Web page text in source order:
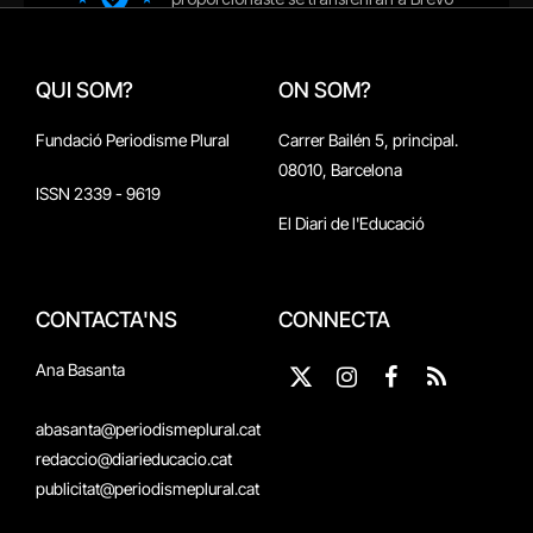
QUI SOM?
Fundació Periodisme Plural
ISSN 2339 - 9619
ON SOM?
Carrer Bailén 5, principal.
08010, Barcelona
El Diari de l'Educació
CONTACTA'NS
Ana Basanta
abasanta@periodismeplural.cat
redaccio@diarieducacio.cat
publicitat@periodismeplural.cat
CONNECTA
X
Instagram
Facebook
RSS